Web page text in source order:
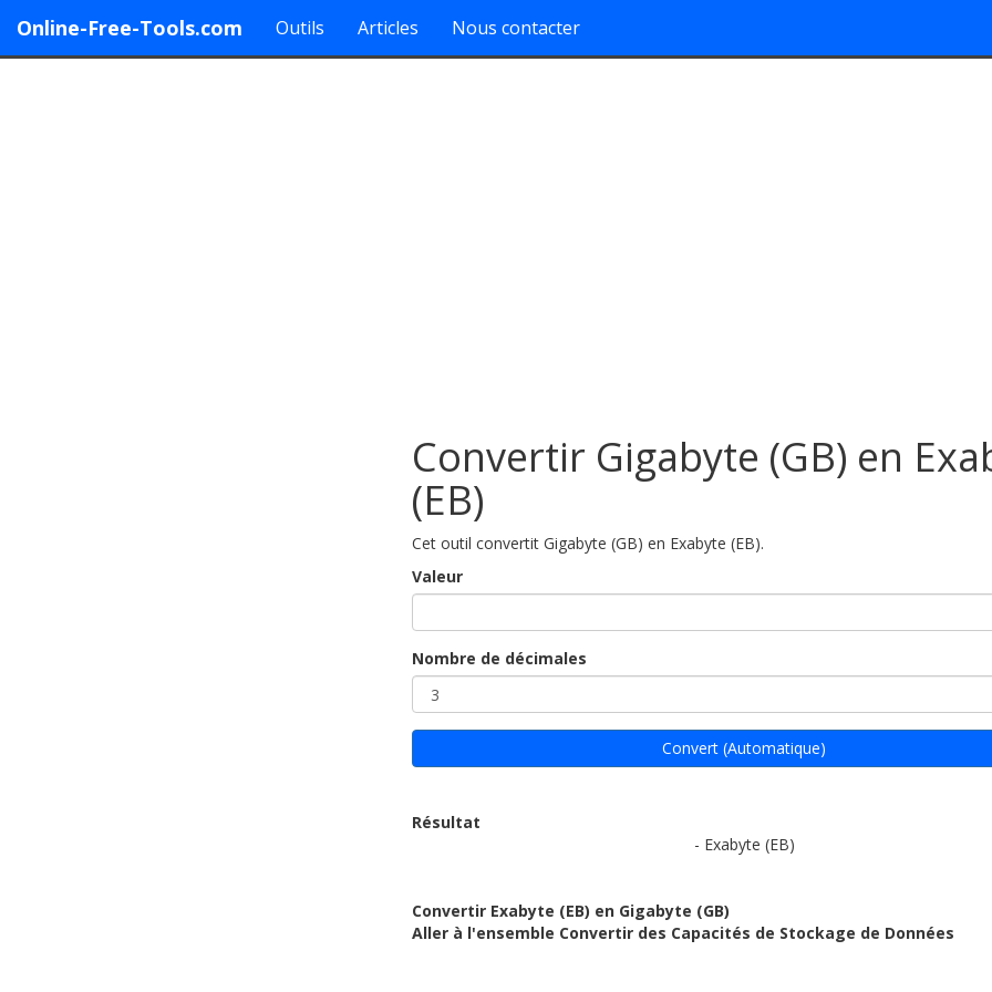
Online-Free-Tools.com Outils Articles Nous contacter
Convertir Gigabyte (GB) en
(EB)
Cet outil convertit Gigabyte (GB) en Exabyte (EB).
Valeur
Nombre de décimales
Convert (Automatique)
Résultat
- Exabyte (EB)
Convertir Exabyte (EB) en Gigabyte (GB)
Aller à l'ensemble Convertir des Capacités de Stockage de Données